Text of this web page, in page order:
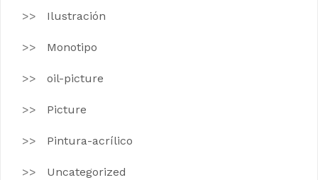
Ilustración
Monotipo
oil-picture
Picture
Pintura-acrílico
Uncategorized